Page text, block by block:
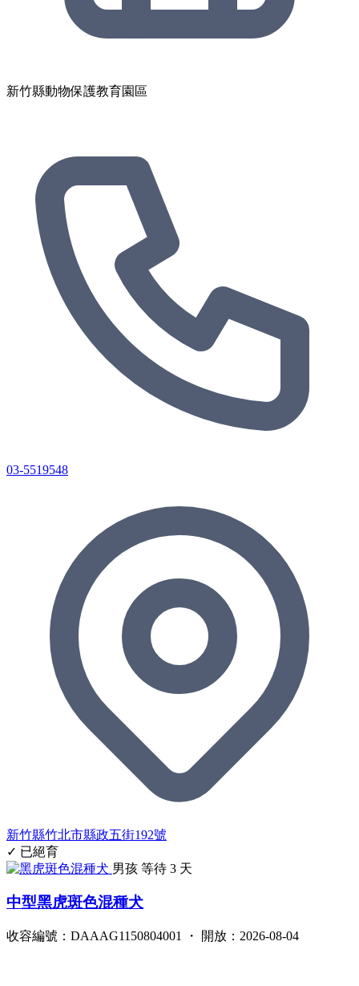
新竹縣動物保護教育園區
03-5519548
新竹縣竹北市縣政五街192號
✓ 已絕育
男孩 等待 3 天
中型黑虎斑色混種犬
收容編號：DAAAG1150804001 ・ 開放：2026-08-04